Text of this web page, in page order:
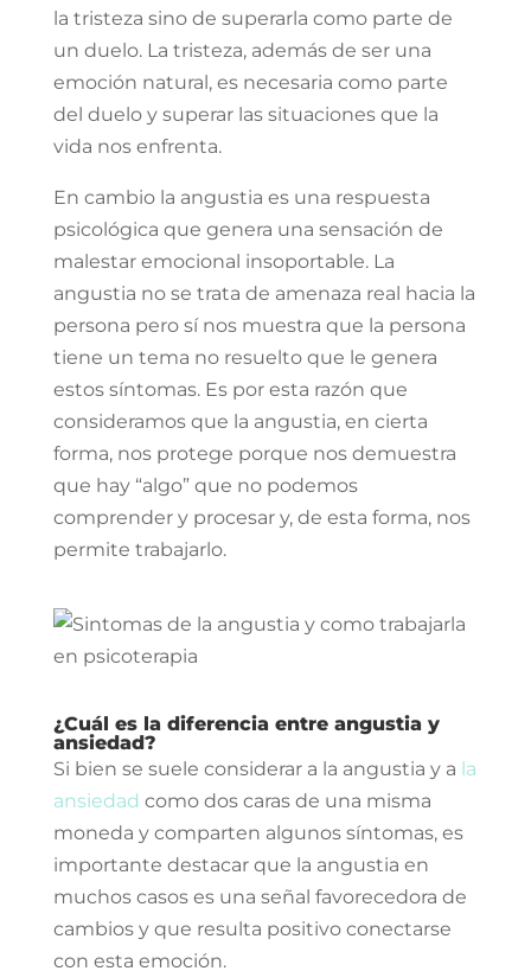
la tristeza sino de superarla como parte de
un duelo. La tristeza, además de ser una
emoción natural, es necesaria como parte
del duelo y superar las situaciones que la
vida nos enfrenta.
En cambio la angustia es una respuesta
psicológica que genera una sensación de
malestar emocional insoportable. La
angustia no se trata de amenaza real hacia la
persona pero sí nos muestra que la persona
tiene un tema no resuelto que le genera
estos síntomas. Es por esta razón que
consideramos que la angustia, en cierta
forma, nos protege porque nos demuestra
que hay “algo” que no podemos
comprender y procesar y, de esta forma, nos
permite trabajarlo.
¿Cuál es la diferencia entre angustia y
ansiedad?
Si bien se suele considerar a la angustia y a la
ansiedad como dos caras de una misma
moneda y comparten algunos síntomas, es
importante destacar que la angustia en
muchos casos es una señal favorecedora de
cambios y que resulta positivo conectarse
con esta emoción.⁣